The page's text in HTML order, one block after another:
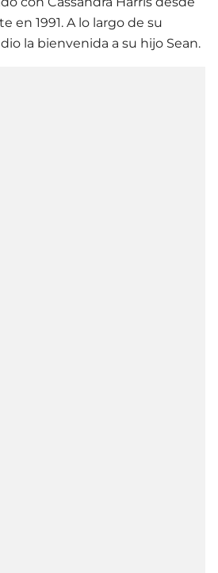
en 1991. A lo largo de su
la bienvenida a su hijo Sean.